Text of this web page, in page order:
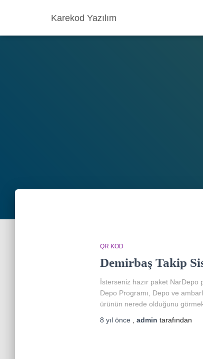
Karekod Yazılım
QR KOD
Demirbaş Takip
İsterseniz hazır paket NarDepo
Depo Programı, Depo ve
ürünün nerede olduğunu
8 yılönce admin tarafından